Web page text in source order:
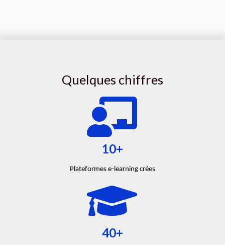
Quelques chiffres
10+
Plateformes e-learning crées
40+